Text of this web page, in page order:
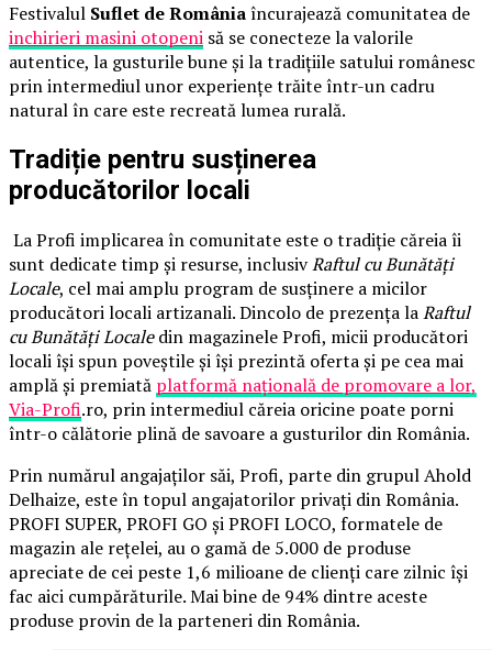
Festivalul Suflet de Româniaîncurajează comunitatea de
inchirieri masini otopeni să se conecteze la valorile
autentice, la gusturile bune și la tradițiile satului românesc
prin intermediul unor experiențe trăite într-un cadru
natural în care este recreată lumea rurală.
Tradiție pentru susținerea
producătorilor locali
La Profi implicarea în comunitate este o tradiție căreia îi
sunt dedicate timp și resurse, inclusivRaftul cu Bunătăți
Locale, cel mai amplu program de susținere a micilor
producători locali artizanali. Dincolo de prezența laRaftul
cu Bunătăți Localedin magazinele Profi, micii producători
locali își spun poveștile și își prezintă oferta și pe cea mai
amplă și premiată platformă națională de promovare a lor,
Via-Profi.ro, prin intermediul căreia oricine poate porni
într-o călătorie plină de savoare a gusturilor din România.
Prin numărul angajaților săi, Profi, parte din grupul Ahold
Delhaize, este în topul angajatorilor privați din România.
PROFI SUPER, PROFI GO și PROFI LOCO, formatele de
magazin ale rețelei, au o gamă de 5.000 de produse
apreciate de cei peste 1,6 milioane de clienți care zilnic își
fac aici cumpărăturile. Mai bine de 94% dintre aceste
produse provin de la parteneri din România.